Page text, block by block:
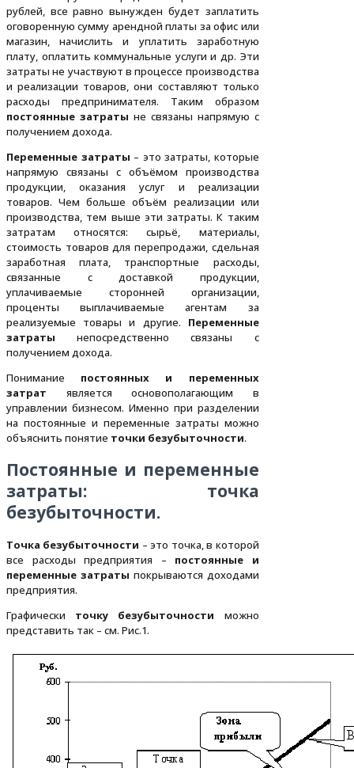
рублей, все равно вынужден будет заплатить
оговоренную сумму арендной платы за офис или
магазин, начислить и уплатить заработную
плату, оплатить коммунальные услуги и др. Эти
затраты не участвуют в процессе производства
и реализации товаров, они составляют только
расходы предпринимателя. Таким образом
постоянные затраты не связаны напрямую с
получением дохода.
Переменные затраты – это затраты, которые
напрямую связаны с объёмом производства
продукции, оказания услуг и реализации
товаров. Чем больше объём реализации или
производства, тем выше эти затраты. К таким
затратам относятся: сырьё, материалы,
стоимость товаров для перепродажи, сдельная
заработная плата, транспортные расходы,
связанные с доставкой продукции,
уплачиваемые сторонней организации,
проценты выплачиваемые агентам за
реализуемые товары и другие. Переменные
затраты непосредственно связаны с
получением дохода.
Понимание постоянных и переменных
затрат является основополагающим в
управлении бизнесом. Именно при разделении
на постоянные и переменные затраты можно
объяснить понятие точки безубыточности.
Постоянные и переменные
затраты: точка
безубыточности.
Точка безубыточности – это точка, в которой
все расходы предприятия – постоянные и
переменные затраты покрываются доходами
предприятия.
Графически точку безубыточности можно
представить так – см. Рис.1.